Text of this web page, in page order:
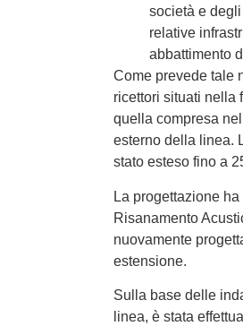
società e
relative
abbattimento
Come prevede tale
ricettori situati nella
quella compresa
esterno della linea.
stato esteso fino a
La progettazione
Risanamento
nuovamente
estensione.
Sulla base delle
linea, è stata